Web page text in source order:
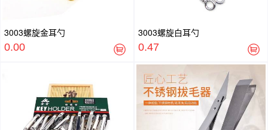
3003螺旋金耳勺
0.00
3003螺旋白耳勺
0.47